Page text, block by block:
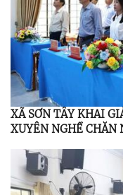
XÃ SƠN TÂY KHAI
XUYÊN NGHỀ CHĂN